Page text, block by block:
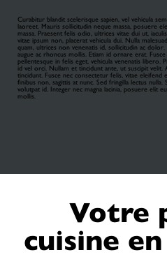
Curabitur blandit scelerisque sapien, vel vehicula
laoreet. Mauris sollicitudin neque massa, posuere
massa. Praesent felis odio, ultrices vitae dui ut,
vitae ipsum non, placerat vehicula dui. Nulla
quam, ultrices non venenatis id, sollicitudin ac dolor.
augue ac rhoncus mollis. Etiam id ornare erat.
pellentesque in felis eget, vehicula venenatis
id vel orci. Nullam et tincidunt ante, ut suscipit velit.
tincidunt. Fusce nec consectetur felis, vitae eleifend
finibus non, sagittis at nunc. Sed fringilla lectus
volutpat id. Integer nec magna lacinia, posuere elit
mollis.
Votre
cuisine